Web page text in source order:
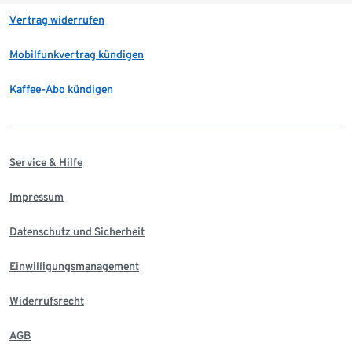
Vertrag widerrufen
Mobilfunkvertrag kündigen
Kaffee-Abo kündigen
Service & Hilfe
Impressum
Datenschutz und Sicherheit
Einwilligungsmanagement
Widerrufsrecht
AGB